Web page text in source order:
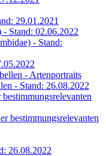
29.01.2021
Stand: 02.06.2022
- Stand:
- Artenportraits
- Stand: 26.08.2022
bestimmungsrelevanten
26.08.2022